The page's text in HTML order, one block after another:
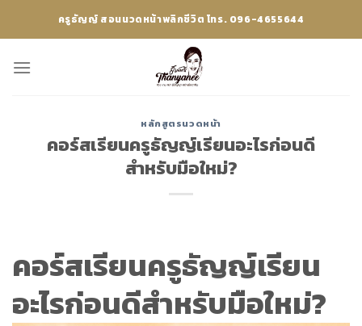
ครูธัญญ์ สอนนวดหน้าพลิกชีวิต โทร. 096-4655644
หลักสูตรนวดหน้า
คอร์สเรียนครูธัญญ์เรียนอะไรก่อนดี
สำหรับมือใหม่?
คอร์สเรียนครูธัญญ์เรียน
อะไรก่อนดีสำหรับมือใหม่?